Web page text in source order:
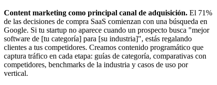
Content marketing como principal canal de adquisición. El 71%
de las decisiones de compra SaaS comienzan con una búsqueda en
Google. Si tu startup no aparece cuando un prospecto busca "mejor
software de [tu categoría] para [su industria]", estás regalando
clientes a tus competidores. Creamos contenido programático que
captura tráfico en cada etapa: guías de categoría, comparativas con
competidores, benchmarks de la industria y casos de uso por
vertical.